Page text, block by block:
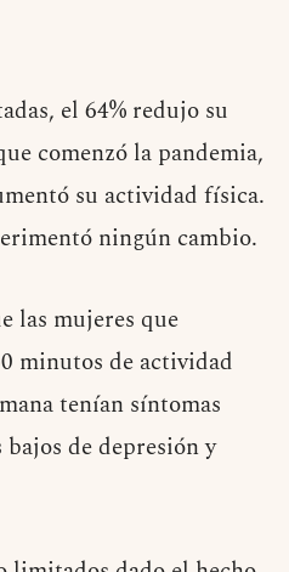
el 64% redujo su
comenzó la pandemia,
su actividad física.
ningún cambio.
las mujeres que
minutos de actividad
tenían síntomas
de depresión y